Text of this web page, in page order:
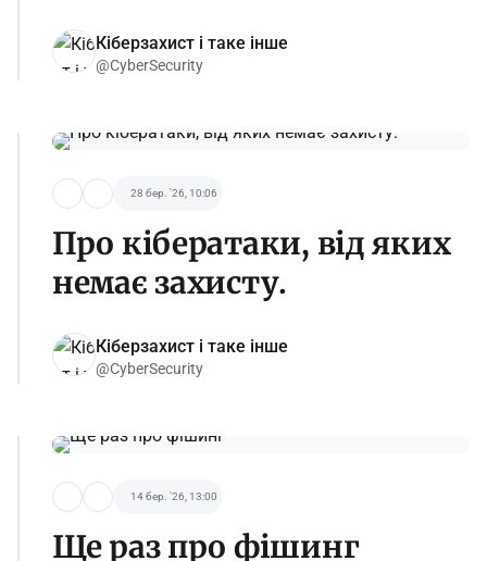
Кіберзахист і таке інше
@CyberSecurity
28 бер. '26, 10:06
Про кібератаки, від яких
немає захисту.
Кіберзахист і таке інше
@CyberSecurity
14 бер. '26, 13:00
Ще раз про фішинг